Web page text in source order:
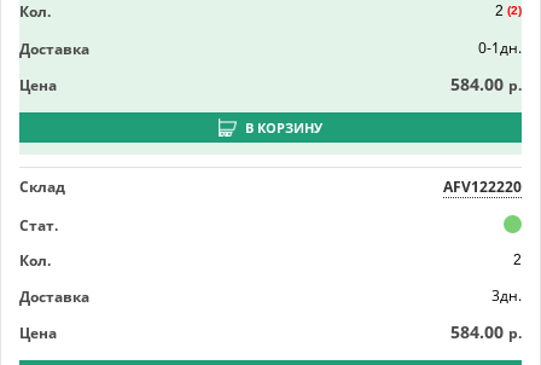
Кол.
2 (2)
Доставка
0-1дн.
Цена
584.00 р.
В КОРЗИНУ
Склад
AFV122220
Стат.
Кол.
2
Доставка
3дн.
Цена
584.00 р.